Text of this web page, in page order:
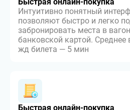
Интуитивно понятный
позволяют быстро и легко
забронировать места в
банковской картой.
жд билета — 5 мин
Быстрая онлайн-покупка